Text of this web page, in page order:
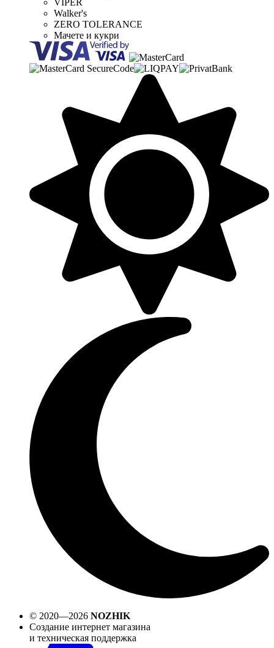
VIPER
Walker's
ZERO TOLERANCE
Мачете и кукри
© 2020—2026 NOZHIK
Создание интернет магазина
и техническая поддержка